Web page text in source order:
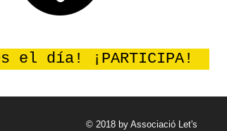
el día! ¡PARTICIPA!
© 2018 by Associació Let's